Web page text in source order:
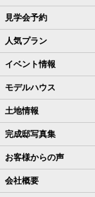
見学会予約
人気プラン
イベント情報
モデルハウス
土地情報
完成邸写真集
お客様からの声
会社概要